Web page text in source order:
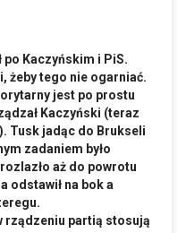
Kaczyńskim i PiS.
żeby tego nie ogarniać.
jest po prostu
Kaczyński (teraz
Tusk jadąc do Brukseli
zadaniem było
aż do powrotu
odstawił na bok a
rządzeniu partią stosują